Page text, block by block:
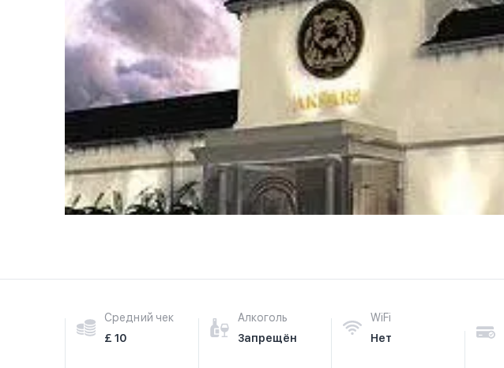
Средний чек
£ 10
Алкоголь
Запрещён
WiFi
Нет